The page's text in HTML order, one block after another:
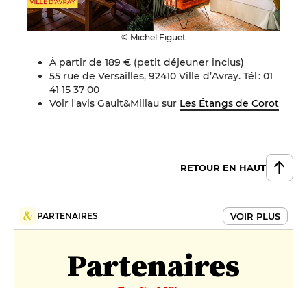
© Michel Figuet
À partir de 189 € (petit déjeuner inclus)
55 rue de Versailles, 92410 Ville d’Avray. Tél : 01
41 15 37 00
Voir l'avis Gault&Millau sur Les Étangs de Corot
RETOUR EN HAUT
PARTENAIRES VOIR PLUS
Partenaires